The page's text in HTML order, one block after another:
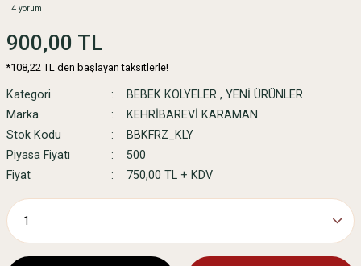
4 yorum
900,00 TL
*108,22 TL den başlayan taksitlerle!
Kategori BEBEK KOLYELER , YENİ ÜRÜNLER
Marka
KEHRİBAREVİ KARAMAN
Stok Kodu
BBKFRZ_KLY
Piyasa Fiyatı
500
Fiyat
750,00 TL + KDV